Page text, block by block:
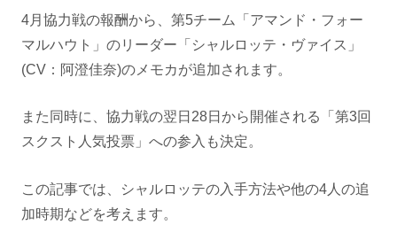
4月協力戦の報酬から、第5チーム「アマンド・フォー
マルハウト」のリーダー「シャルロッテ・ヴァイス」
(CV：阿澄佳奈)のメモカが追加されます。
また同時に、協力戦の翌日28日から開催される「第3回
スクスト人気投票」への参入も決定。
この記事では、シャルロッテの入手方法や他の4人の追
加時期などを考えます。